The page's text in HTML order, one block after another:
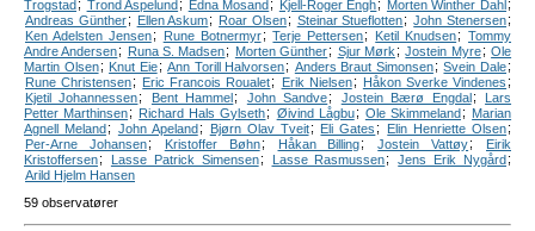
Trogstad; Trond Aspelund; Edna Mosand; Kjell-Roger Engh; Morten Winther Dahl;
Andreas Günther; Ellen Askum; Roar Olsen; Steinar Stueflotten; John Stenersen;
Ken Adelsten Jensen; Rune Botnermyr ; Terje Pettersen; Ketil Knudsen; Tommy
Andre Andersen; Runa S. Madsen; Morten Günther; Sjur Mørk ; Jostein Myre; Ole
Martin Olsen ; Knut Eie; Ann Torill Halvorsen; Anders Braut Simonsen; Svein Dale;
Rune Christensen; Eric Francois Roualet; Erik Nielsen; Håkon Sverke Vindenes ;
Kjetil Johannessen; Bent Hammel; John Sandve; Jostein Bærø Engdal;
Lars
Petter Marthinsen; Richard Hals Gylseth; Øivind Lågbu; Ole Skimmeland; Marian
Agnell Meland; John Apeland; Bjørn Olav Tveit ; Eli Gates ; Elin Henriette Olsen;
Per-Arne Johansen; Kristoffer Bøhn; Håkan Billing; Jostein Vattøy;
Eirik
Kristoffersen; Lasse Patrick Simensen; Lasse Rasmussen; Jens Erik Nygård;
Arild Hjelm Hansen
59 observatører